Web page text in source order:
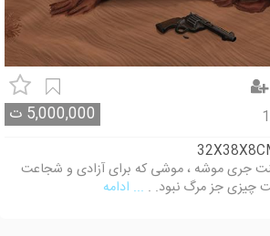
5,000,000 ت
جری موشه ، موشی که برای آزادی و شجاعت
چیزی جز مرگ نبود. . ... ادامه